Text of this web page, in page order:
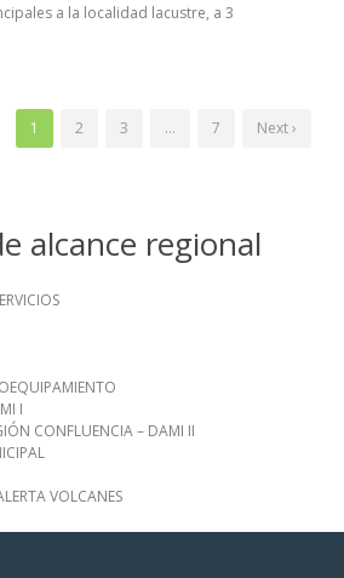
a la localidad lacustre, a 3
1 2 3 … 7 Next ›
alcance regional
I
CONFLUENCIA – DAMI II
VOLCANES